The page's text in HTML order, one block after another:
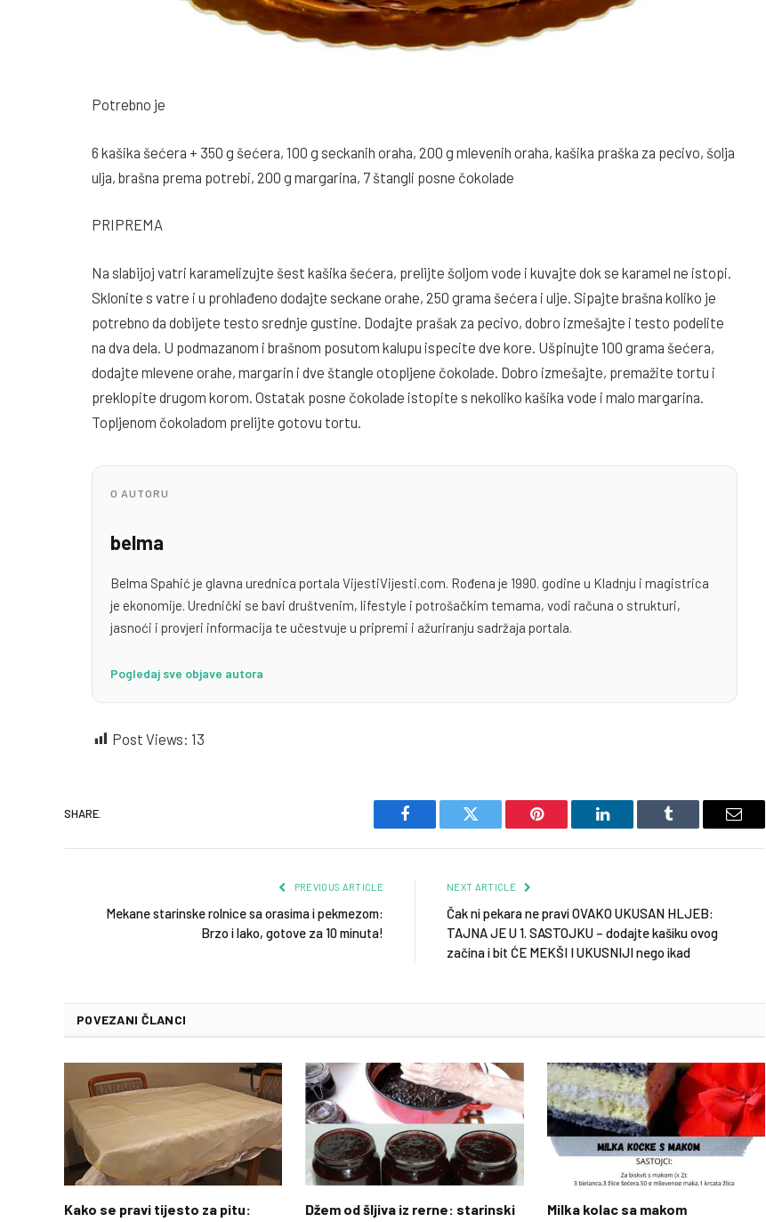
Potrebno je
6 kašika šećera + 350 g šećera, 100 g seckanih oraha, 200 g mlevenih oraha, kašika praška za pecivo, šolja
ulja, brašna prema potrebi, 200 g margarina, 7 štangli posne čokolade
PRIPREMA
Na slabijoj vatri karamelizujte šest kašika šećera, prelijte šoljom vode i kuvajte dok se karamel ne istopi.
Sklonite s vatre i u prohlađeno dodajte seckane orahe, 250 grama šećera i ulje. Sipajte brašna koliko je
potrebno da dobijete testo srednje gustine. Dodajte prašak za pecivo, dobro izmešajte i testo podelite
na dva dela. U podmazanom i brašnom posutom kalupu ispecite dve kore. Ušpinujte 100 grama šećera,
dodajte mlevene orahe, margarin i dve štangle otopljene čokolade. Dobro izmešajte, premažite tortu i
preklopite drugom korom. Ostatak posne čokolade istopite s nekoliko kašika vode i malo margarina.
Topljenom čokoladom prelijte gotovu tortu.
O AUTORU
belma
Belma Spahić je glavna urednica portala VijestiVijesti.com. Rođena je 1990. godine u Kladnju i magistrica
je ekonomije. Urednički se bavi društvenim, lifestyle i potrošačkim temama, vodi računa o strukturi,
jasnoći i provjeri informacija te učestvuje u pripremi i ažuriranju sadržaja portala.
Pogledaj sve objave autora
Post Views: 13
SHARE.
Facebook Twitter Pinterest LinkedIn Tumblr Email
PREVIOUS ARTICLE
Mekane starinske rolnice sa orasima i pekmezom:
Brzo i lako, gotove za 10 minuta!
NEXT ARTICLE
Čak ni pekara ne pravi OVAKO UKUSAN HLJEB:
TAJNA JE U 1. SASTOJKU – dodajte kašiku ovog
začina i bit ĆE MEKŠI I UKUSNIJI nego ikad
POVEZANI ČLANCI
Kako se pravi tijesto za pitu:
Džem od šljiva iz rerne: starinski
Milka kolac sa makom